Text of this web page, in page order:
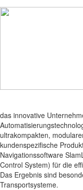
das innovative
ultrakompakten,
kundenspezifische
Navigationssoftware
Control System) für die
Das Ergebnis sind
Transportsysteme.